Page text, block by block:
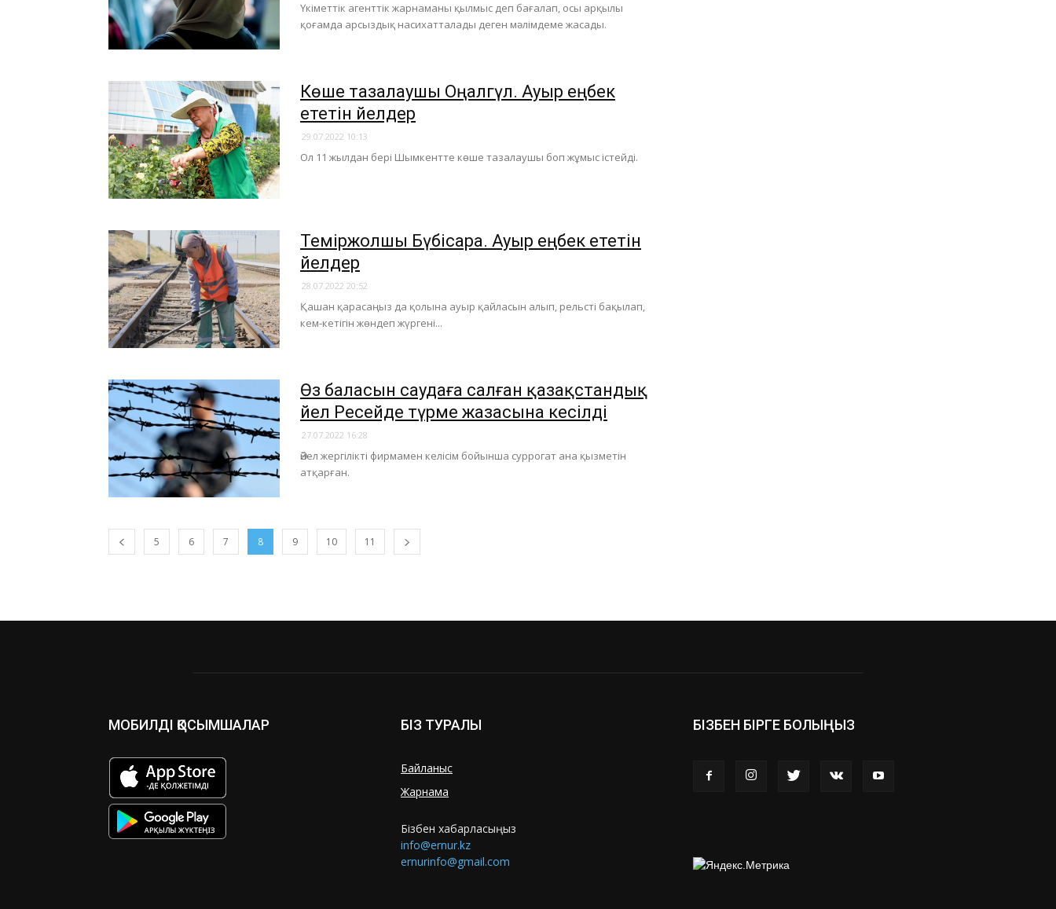
Үкіметтік агенттік жарнаманы қылмыс деп бағалап, осы арқылы
қоғамда арсыздық насихатталады деген мәлімдеме жасады.
Көше тазалаушы Оңалгүл. Ауыр еңбек
ететін әйелдер
29.07.2022 10:13
Ол 11 жылдан бері Шымкентте көше тазалаушы боп жұмыс істейді.
Теміржолшы Бүбісара. Ауыр еңбек ететін
әйелдер
28.07.2022 20:52
Қашан қарасаңыз да қолына ауыр қайласын алып, рельсті бақылап,
кем-кетігін жөндеп жүргені...
Өз баласын саудаға салған қазақстандық
әйел Ресейде түрме жазасына кесілді
27.07.2022 16:28
Әйел жергілікті фирмамен келісім бойынша суррогат ана қызметін
атқарған.
5 6 7 8 9 10 11
МОБИЛДІ ҚОСЫМШАЛАР БІЗ ТУРАЛЫ
Байланыс
Жарнама
Бізбен хабарласыңыз
info@ernur.kz
ernurinfo@gmail.com
БІЗБЕН БІРГЕ БОЛЫҢЫЗ